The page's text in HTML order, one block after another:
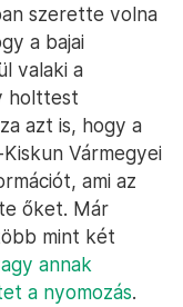
szerette volna
a bajai
valaki a
holttest
azt is, hogy a
Vármegyei
ami az
őket. Már
mint két
annak
a nyomozás.